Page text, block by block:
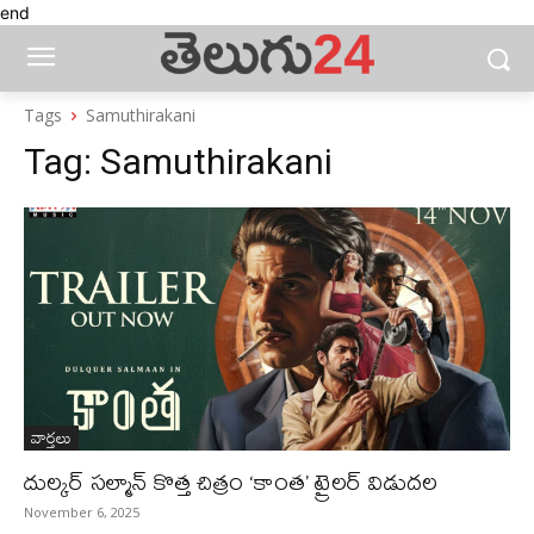
end
Tags Samuthirakani
Tag: Samuthirakani
వార్తలు
దుల్కర్ సల్మాన్ కొత్త చిత్రం ‘కాంత’ ట్రైలర్ విడుదల
November 6, 2025